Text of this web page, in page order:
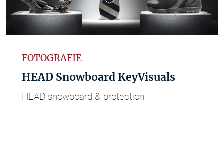
FOTOGRAFIE
HEAD Snowboard KeyVisuals
HEAD snowboard & protection